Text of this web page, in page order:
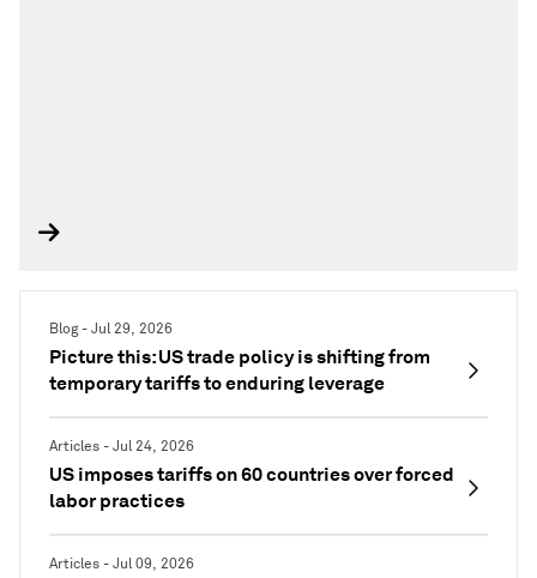
Blog - Jul 29, 2026
Picture this: US trade policy is shifting from
temporary tariffs to enduring leverage
Articles - Jul 24, 2026
US imposes tariffs on 60 countries over forced
labor practices
Articles - Jul 09, 2026